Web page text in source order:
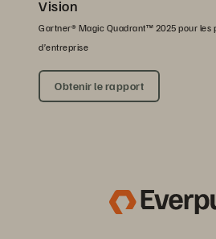
Vision
Gartner® Magic Quadrant™ 2025 pour les
d’entreprise
Obtenir le rapport